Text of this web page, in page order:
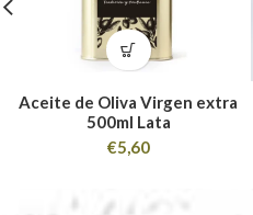
Aceite de Oliva Virgen extra
500ml Lata
€5,60